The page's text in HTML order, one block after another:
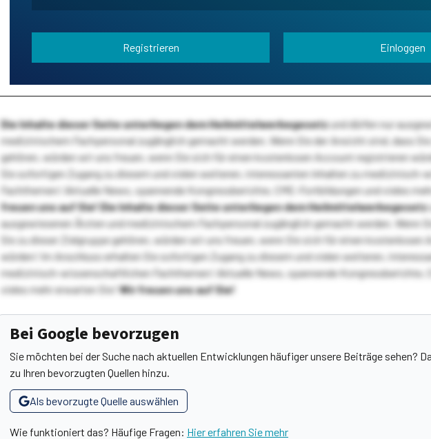
Registrieren Einloggen
Die Inhalte dieser Seite unterliegen dem Heilmittelwerbegesetzund dürfen nur
medizinischem Fachpersonal zugänglich gemacht werden. Wenn Sie der Ansicht sind, dass
gehören, würden wir uns freuen, wenn Sie sich für einen kostenlosen Account registrieren
Sie sofortigen Zugang zu diesem und vielen weiteren, interessanten Inhalten zu
Fachthemen! Aktuelle News, spannende Kongressberichte, CME-Fortbildungen und vieles
freuen uns auf Sie!Die Inhalte dieser Seite unterliegen dem Heilmittelwerbegesetz
ausgewiesenen Ärzten und medizinischem Fachpersonal zugänglich gemacht werden. Wenn
Sie zu dieser Zielgruppe gehören, würden wir uns freuen, wenn Sie sich für einen kostenlosen
würden! Im Anschluss erhalten Sie sofortigen Zugang zu diesem und vielen weiteren,
medizinisch-wissenschaftlichen Fachthemen! Aktuelle News, spannende Kongressberichte,
vieles mehr erwarten Sie!Wir freuen uns auf Sie!
Bei Google bevorzugen
Sie möchten bei der Suche nach aktuellen Entwicklungen häufiger unsere Beiträge sehen?
zu Ihren bevorzugten Quellen hinzu.
Als bevorzugte Quelle auswählen
Wie funktioniert das? Häufige Fragen: Hier erfahren Sie mehr